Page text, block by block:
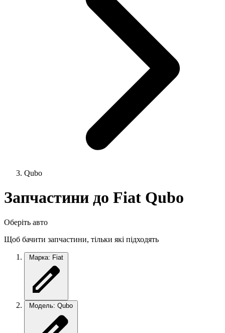
Qubo
Запчастини до Fiat Qubo
Оберіть авто
Щоб бачити запчастини, тільки які підходять
Марка: Fiat
Модель: Qubo